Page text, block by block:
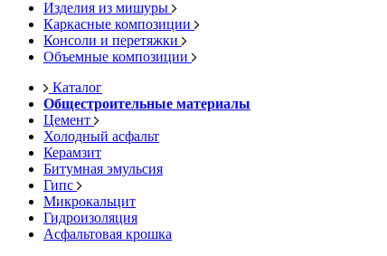
Изделия из мишуры
Каркасные композиции
Консоли и перетяжки
Объемные композиции
Каталог
Общестроительные материалы
Цемент
Холодный асфальт
Керамзит
Битумная эмульсия
Гипс
Микрокальцит
Гидроизоляция
Асфальтовая крошка